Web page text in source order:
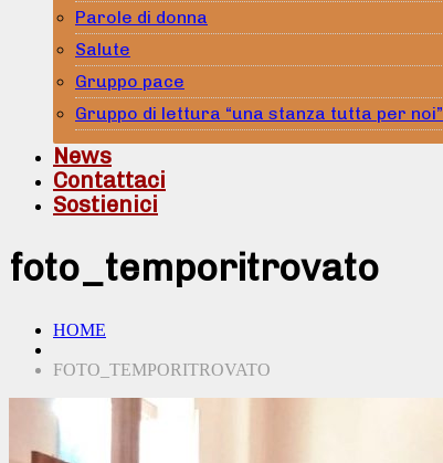
Parole di donna
Salute
Gruppo pace
Gruppo di lettura “una stanza tutta per noi”
News
Contattaci
Sostienici
foto_temporitrovato
HOME
FOTO_TEMPORITROVATO